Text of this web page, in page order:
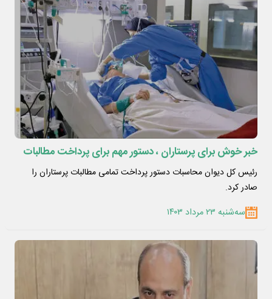
خبر خوش برای پرستاران ، دستور مهم برای پرداخت مطالبات
رئیس کل دیوان محاسبات دستور پرداخت تمامی مطالبات پرستاران را
صادر کرد.
سه‌شنبه ۲۳ مرداد ۱۴۰۳